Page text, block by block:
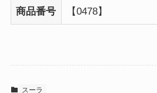
商品番号 【0478】
スーラ